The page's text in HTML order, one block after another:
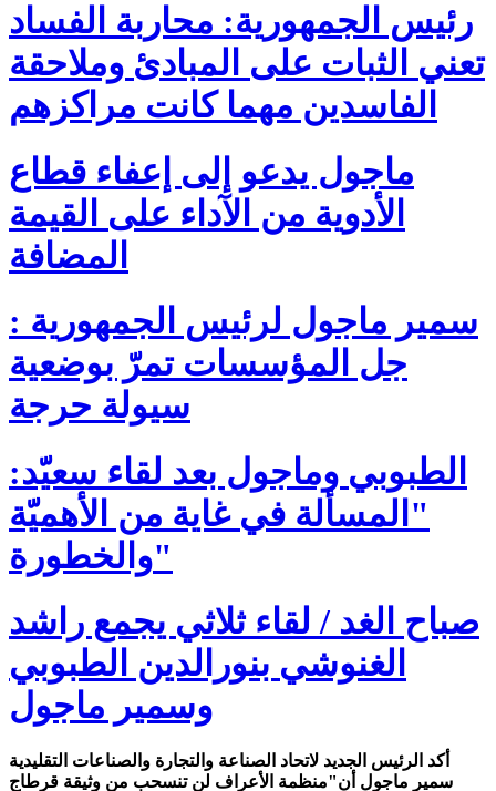
رئيس الجمهورية: محاربة الفساد
تعني الثبات على المبادئ وملاحقة
الفاسدين مهما كانت مراكزهم
ماجول يدعو إلى إعفاء قطاع
الأدوية من الآداء على القيمة
المضافة
سمير ماجول لرئيس الجمهورية :
جل المؤسسات تمرّ بوضعية
سيولة حرجة
الطبوبي وماجول بعد لقاء سعيّد:
"المسألة في غاية من الأهميّة
والخطورة"
صباح الغد / لقاء ثلاثي يجمع راشد
الغنوشي بنورالدين الطبوبي
وسمير ماجول
أكد الرئيس الجديد لاتحاد الصناعة والتجارة والصناعات التقليدية
سمير ماجول أن"منظمة الأعراف لن تنسحب من وثيقة قرطاج